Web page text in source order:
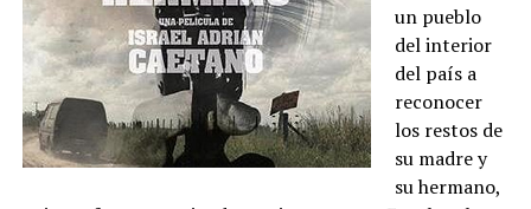
un pueblo
del interior
del país a
reconocer
los restos de
su madre y
su hermano,